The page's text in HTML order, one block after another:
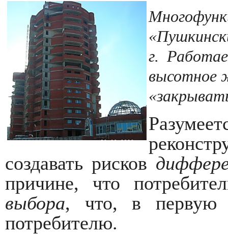
г.
высотное
создавать рисков
причине, что
выбора, что, в первую
потребителю.